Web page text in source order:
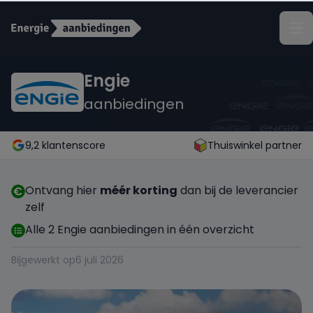
ANWB Energie
Budget Thuis
Coolblue Energie
Delta
Eneco
Energiedirect
Engie
aanbiedingen
9,2 klantenscore Thuiswinkel partner
Ontvang hier méér korting dan bij de leverancier
zelf
Alle 2 Engie aanbiedingen in één overzicht
Bijgewerkt op6 juli 2026